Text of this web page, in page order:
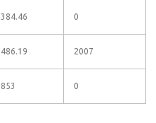
384.46 0
486.19 2007
853 0